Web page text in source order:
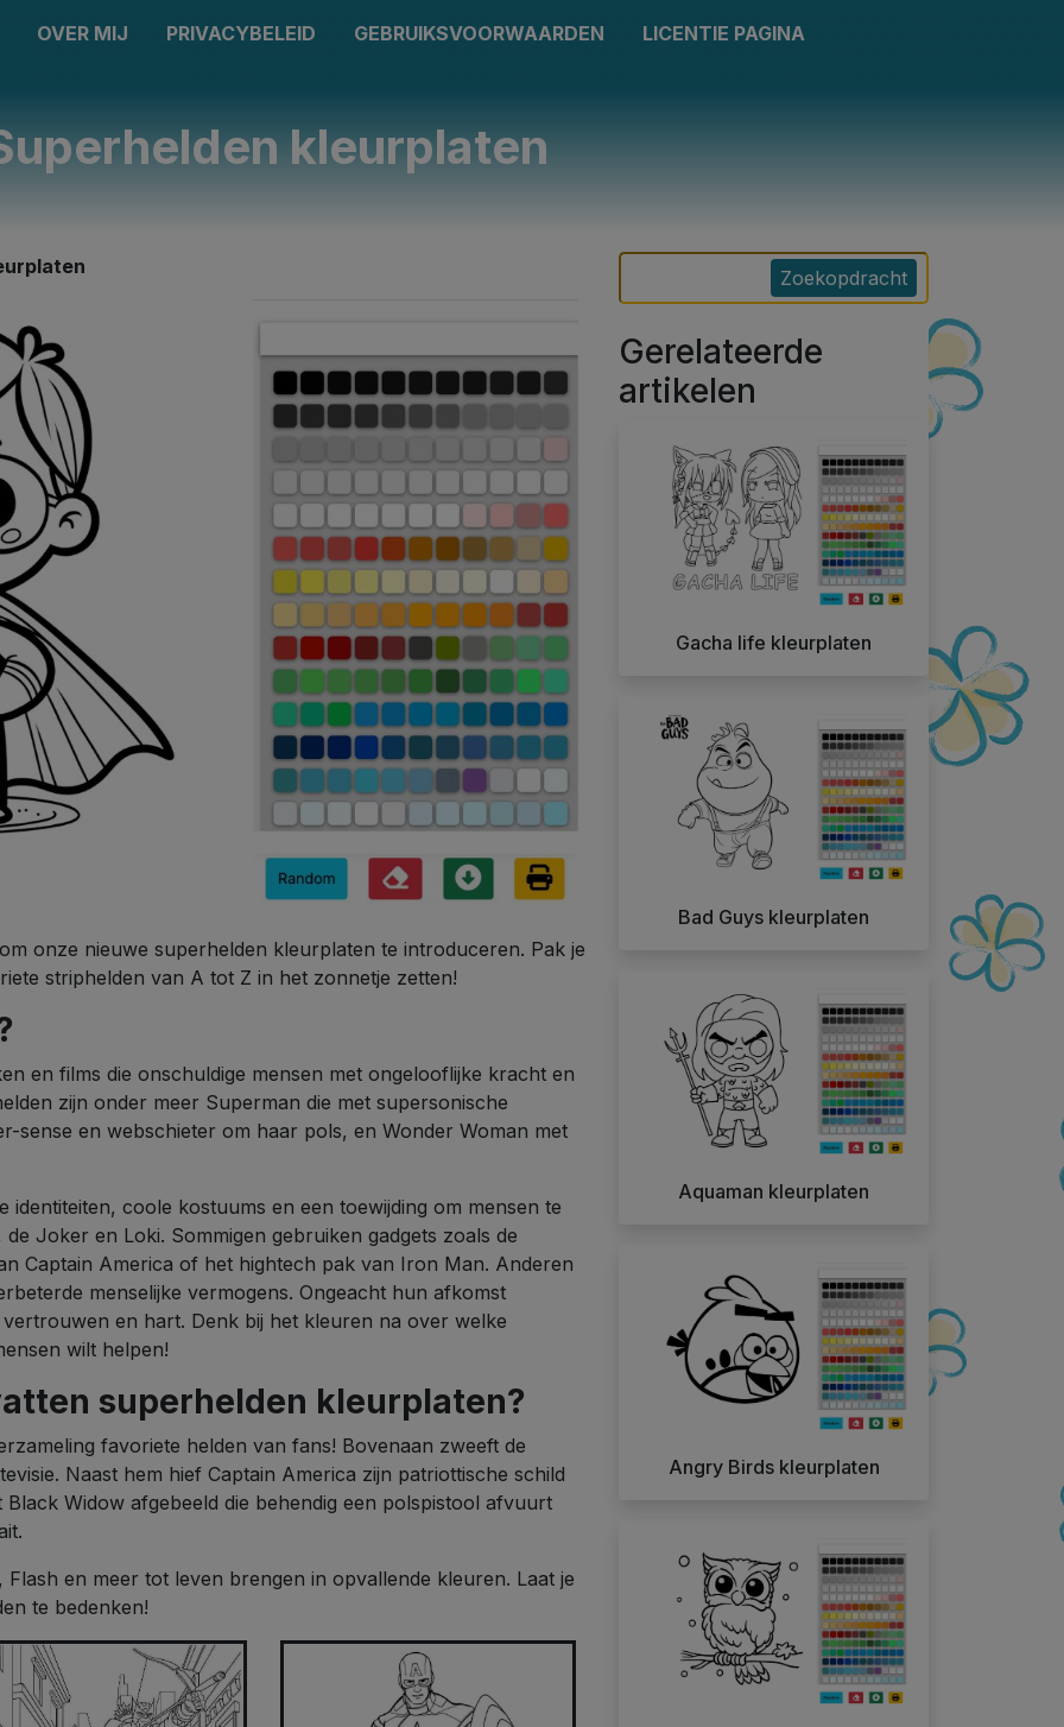
OVER MIJ PRIVACYBELEID GEBRUIKSVOORWAARDEN LICENTIE PAGINA
kleurplaten
onze nieuwe superhelden kleurplaten te introduceren. Pak je
striphelden van A tot Z in het zonnetje zetten!
en films die onschuldige mensen met ongelooflijke kracht en
zijn onder meer Superman die met supersonische
sense en webschieter om haar pols, en Wonder Woman met
identiteiten, coole kostuums en een toewijding om mensen te
Joker en Loki. Sommigen gebruiken gadgets zoals de
Captain America of het hightech pak van Iron Man. Anderen
menselijke vermogens. Ongeacht hun afkomst
en hart. Denk bij het kleuren na over welke
wilt helpen!
superhelden kleurplaten?
favoriete helden van fans! Bovenaan zweeft de
Naast hem hief Captain America zijn patriottische schild
Widow afgebeeld die behendig een polspistool afvuurt
en meer tot leven brengen in opvallende kleuren. Laat je
te bedenken!
Zoekopdracht
Gerelateerde
artikelen
Gacha life kleurplaten
Bad Guys kleurplaten
Aquaman kleurplaten
Angry Birds kleurplaten